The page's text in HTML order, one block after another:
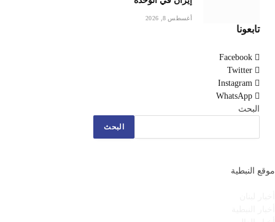
أغسطس 8, 2026
تابعونا
Facebook
Twitter
Instagram
WhatsApp
البحث
البحث
موقع النبطية